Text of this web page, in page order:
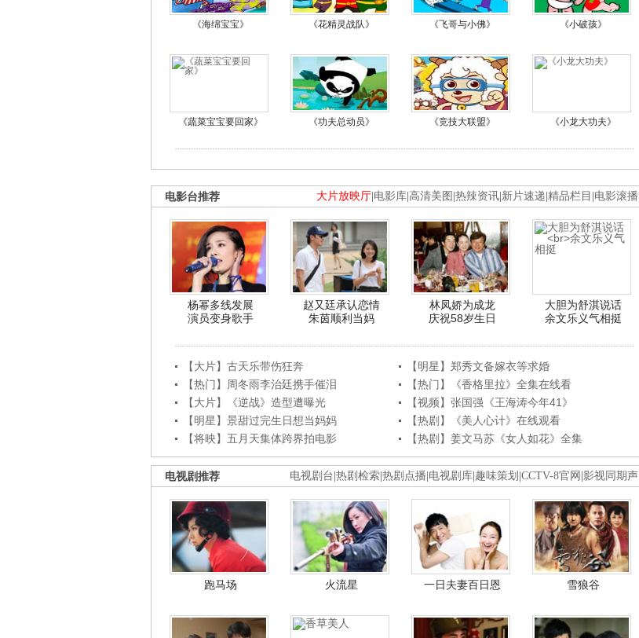
《海绵宝宝》 《花精灵战队》 《飞哥与小佛》 《小破孩》
《蔬菜宝宝要回家》 《功夫总动员》 《竞技大联盟》 《小龙大功夫》
大片放映厅 电影库 高清美图 热辣资讯 新片速递 精品栏目 电影滚播
电影台推荐
杨幂多线发展
演员变身歌手
赵又廷承认恋情
朱茵顺利当妈
林凤娇为成龙
庆祝58岁生日
大胆为舒淇说话
余文乐义气相挺
【大片】古天乐带伤狂奔
【明星】郑秀文备嫁衣等求婚
【热门】周冬雨李治廷携手催泪
【热门】《香格里拉》全集在线看
【大片】《逆战》造型遭曝光
【视频】张国强《王海涛今年41》
【明星】景甜过完生日想当妈妈
【热剧】《美人心计》在线观看
【将映】五月天集体跨界拍电影
【热剧】姜文马苏《女人如花》全集
电视剧台 热剧检索 热剧点播 电视剧库 趣味策划 CCTV-8官网 影视同期声
电视剧推荐
跑马场 火流星 一日夫妻百日恩 雪狼谷